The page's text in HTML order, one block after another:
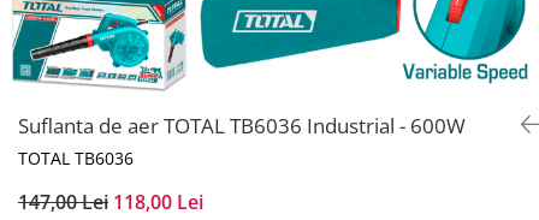
Suflanta de aer TOTAL TB6036 Industrial - 600W
TOTAL TB6036
147,00 Lei 118,00 Lei